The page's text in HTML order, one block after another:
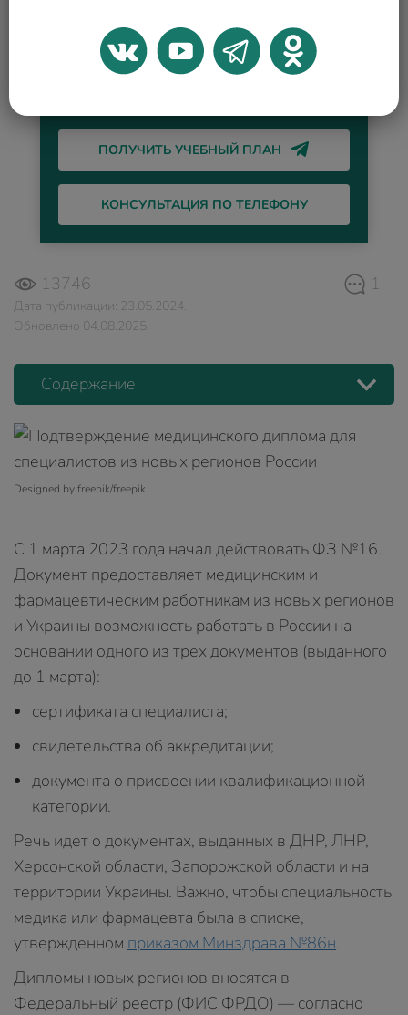
13746 1
Дата публикации: 23.05.2024.
Обновлено 04.08.2025
Содержание
Designed by freepik/freepik
С 1 марта 2023 года начал действовать ФЗ №16.
Документ предоставляет медицинским и
фармацевтическим работникам из новых регионов
и Украины возможность работать в России на
основании одного из трех документов (выданного
до 1 марта):
сертификата специалиста;
свидетельства об аккредитации;
документа о присвоении квалификационной
категории.
Речь идет о документах, выданных в ДНР, ЛНР,
Херсонской области, Запорожской области и на
территории Украины. Важно, чтобы специальность
медика или фармацевта была в списке,
утвержденном приказом Минздрава №86н.
Дипломы новых регионов вносятся в
Федеральный реестр (ФИС ФРДО) — согласно
Я даю согласие наобработку персональных
данных, в том числе помощью сервиса веб-
ПОЛУЧИТЬ УЧЕБНЫЙ ПЛАН
КОНСУЛЬТАЦИЯ ПО ТЕЛЕФОНУ